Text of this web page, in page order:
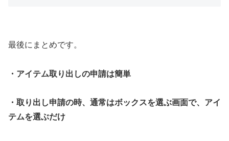
最後にまとめです。
・アイテム取り出しの申請は簡単
・取り出し申請の時、通常はボックスを選ぶ画面で、アイ
テムを選ぶだけ